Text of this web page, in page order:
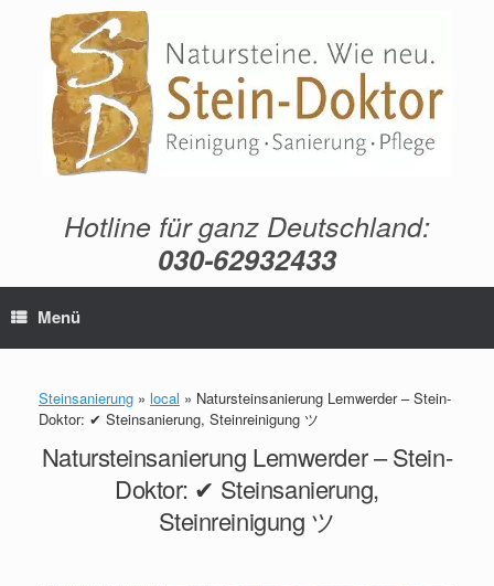
springen
Hotline für ganz Deutschland:
030-62932433
Menü
Steinsanierung » local » Natursteinsanierung Lemwerder – Stein-
Doktor: ✔ Steinsanierung, Steinreinigung ツ
Natursteinsanierung Lemwerder – Stein-
Doktor: ✔ Steinsanierung,
Steinreinigung ツ